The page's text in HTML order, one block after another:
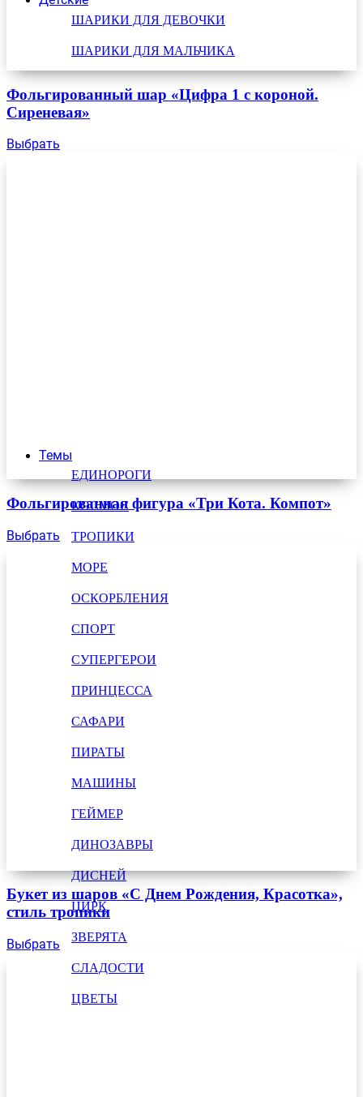
ШАРИКИ ДЛЯ ДЕВОЧКИ
ШАРИКИ ДЛЯ МАЛЬЧИКА
Темы
ЕДИНОРОГИ
КОСМОС
ТРОПИКИ
МОРЕ
ОСКОРБЛЕНИЯ
СПОРТ
СУПЕРГЕРОИ
ПРИНЦЕССА
САФАРИ
ПИРАТЫ
МАШИНЫ
ГЕЙМЕР
ДИНОЗАВРЫ
ДИСНЕЙ
ЦИРК
ЗВЕРЯТА
СЛАДОСТИ
ЦВЕТЫ
Фольгированный шар «Цифра 1 с короной.
Сиреневая»
Выбрать
Фольгированная фигура «Три Кота. Компот»
Выбрать
Букет из шаров «С Днем Рождения, Красотка»,
стиль тропики
Выбрать